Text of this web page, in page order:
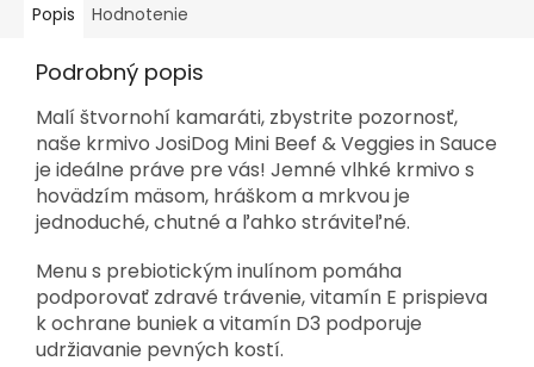
Popis Hodnotenie
Podrobný popis
Malí štvornohí kamaráti, zbystrite pozornosť,
naše krmivo JosiDog Mini Beef & Veggies in Sauce
je ideálne práve pre vás! Jemné vlhké krmivo s
hovädzím mäsom, hráškom a mrkvou je
jednoduché, chutné a ľahko stráviteľné.
Menu s prebiotickým inulínom pomáha
podporovať zdravé trávenie, vitamín E prispieva
k ochrane buniek a vitamín D3 podporuje
udržiavanie pevných kostí.